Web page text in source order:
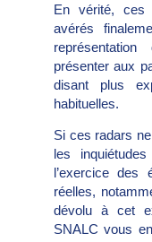
En vérité,
avérés
présenter aux
disant plus
habituelles.
Si ces radars
les
l’exercice des
réelles,
dévolu à cet
SNALC vous